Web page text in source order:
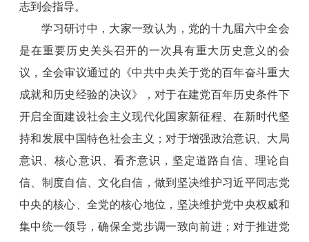
志到会指导。
学习研讨中，大家一致认为，党的十九届六中全会
是在重要历史关头召开的一次具有重大历史意义的会
议，全会审议通过的《中共中央关于党的百年奋斗重大
成就和历史经验的决议》，对于在建党百年历史条件下
开启全面建设社会主义现代化国家新征程、在新时代坚
持和发展中国特色社会主义；对于增强政治意识、大局
意识、核心意识、看齐意识，坚定道路自信、理论自
信、制度自信、文化自信，做到坚决维护习近平同志党
中央的核心、全党的核心地位，坚决维护党中央权威和
集中统一领导，确保全党步调一致向前进；对于推进党